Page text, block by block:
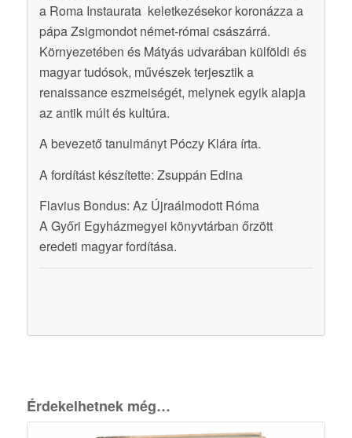
a Roma Instaurata keletkezésekor koronázza a
pápa Zsigmondot német-római császárrá.
Környezetében és Mátyás udvarában külföldi és
magyar tudósok, művészek terjesztik a
renaissance eszmeiségét, melynek egyik alapja
az antik múlt és kultúra.
A bevezető tanulmányt Póczy Klára írta.
A fordítást készítette: Zsuppán Edina
Flavius Bondus: Az Újraálmodott Róma
A Győri Egyházmegyei könyvtárban őrzött
eredeti magyar fordítása.
Érdekelhetnek még…